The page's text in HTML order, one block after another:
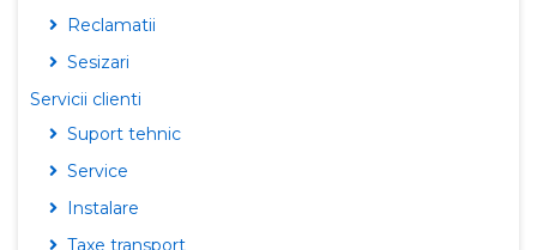
Reclamatii
Sesizari
Servicii clienti
Suport tehnic
Service
Instalare
Taxe transport